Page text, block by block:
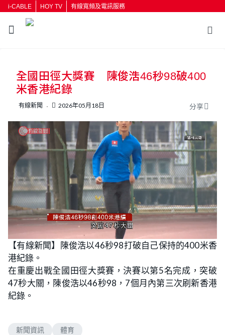
i-CABLE HOY TV 有線寬頻及電訊服務
按輸入鍵開始搜尋
全國田徑大獎賽 陳俊浩46秒98破400
米香港紀錄
有線新聞 2026年05月18日 分享
n
m
L
o
a
d
:
1
0
0
【有線新聞】陳俊浩以46秒98打破自己保持的400米香
港紀錄。
在重慶出戰全國田徑大獎賽，決賽以第5名完成，突破
47秒大關，陳俊浩以46秒98，7個月內第三次刷新香港
紀錄。
新聞資訊 體育